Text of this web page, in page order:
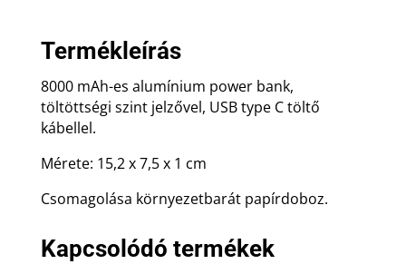
Termékleírás
8000 mAh-es alumínium power bank,
töltöttségi szint jelzővel, USB type C töltő
kábellel.
Mérete: 15,2 x 7,5 x 1 cm
Csomagolása környezetbarát papírdoboz.
Kapcsolódó termékek